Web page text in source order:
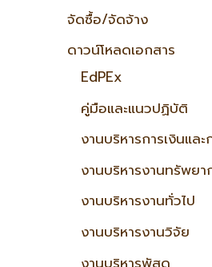
จัดซื้อ/จัดจ้าง
ดาวน์โหลดเอกสาร
EdPEx
คู่มือและแนวปฏิบัติ
งานบริหารการเงินแล
งานบริหารงานทรัพย
งานบริหารงานทั่วไป
งานบริหารงานวิจัย
งานบริหารพัสดุ